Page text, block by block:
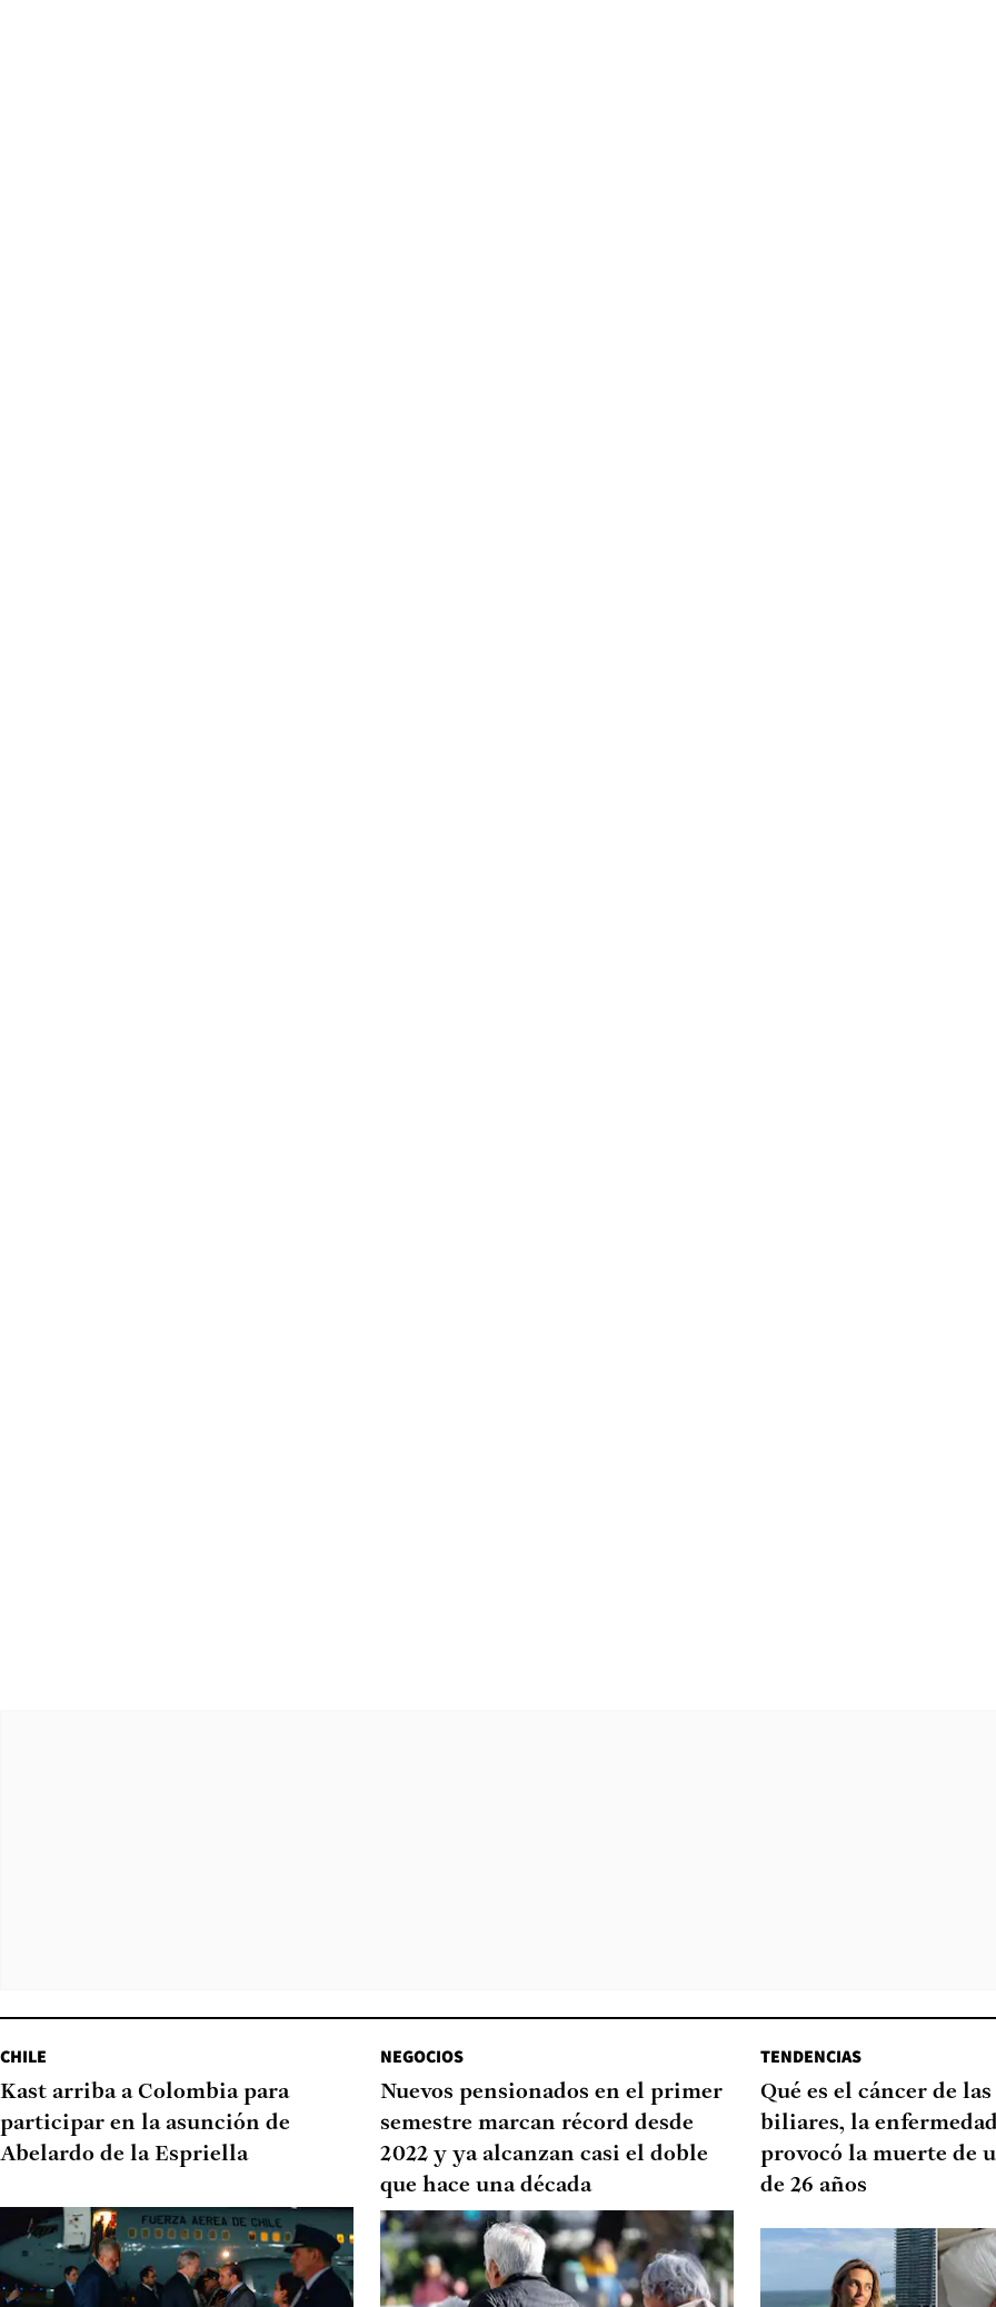
CHILE
Kast arriba a Colombia para
participar en la asunción de
Abelardo de la Espriella
NEGOCIOS
Nuevos pensionados en el primer
semestre marcan récord desde
2022 y ya alcanzan casi el doble
que hace una década
TENDENCIAS
Qué es el cáncer de
biliares, la
provocó la muerte de
de 26 años